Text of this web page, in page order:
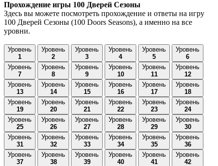
Прохождение игры 100 Дверей Сезоны
Здесь вы можете посмотреть прохождение и ответы на игру
100 Дверей Сезоны (100 Doors Seasons), а именно на все
уровни.
Уровень
1
Уровень
2
Уровень
3
Уровень
4
Уровень
5
Уровень
6
Уровень
7
Уровень
8
Уровень
9
Уровень
10
Уровень
11
Уровень
12
Уровень
13
Уровень
14
Уровень
15
Уровень
16
Уровень
17
Уровень
18
Уровень
19
Уровень
20
Уровень
21
Уровень
22
Уровень
23
Уровень
24
Уровень
25
Уровень
26
Уровень
27
Уровень
28
Уровень
29
Уровень
30
Уровень
31
Уровень
32
Уровень
33
Уровень
34
Уровень
35
Уровень
36
Уровень
37
Уровень
38
Уровень
39
Уровень
40
Уровень
41
Уровень
42